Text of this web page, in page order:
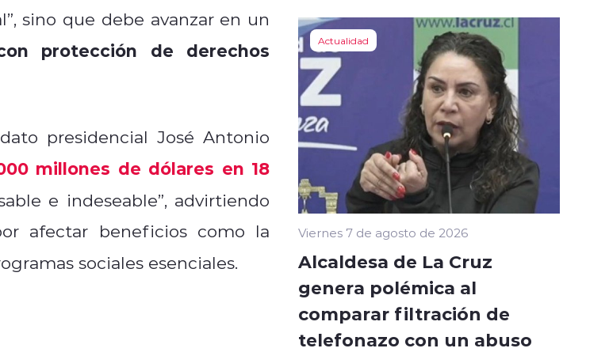
sino que debe avanzar en un
protección de derechos
presidencial José Antonio
millones de dólares en 18
e indeseable”, advirtiendo
afectar beneficios como la
sociales esenciales.
Actualidad
Viernes 7 de agosto de 2026
Alcaldesa de La Cruz
genera polémica al
comparar filtración de
telefonazo con un abuso